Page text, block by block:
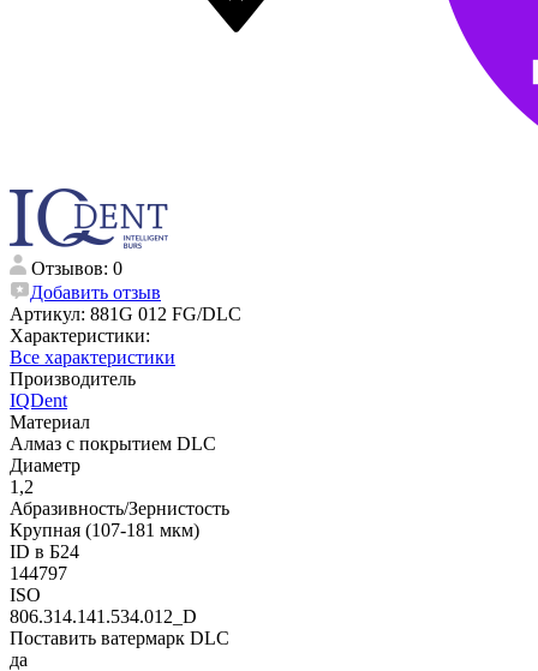
Отзывов: 0
Добавить отзыв
Артикул: 881G 012 FG/DLC
Характеристики:
Все характеристики
Производитель
IQDent
Материал
Алмаз с покрытием DLC
Диаметр
1,2
Абразивность/Зернистость
Крупная (107-181 мкм)
ID в Б24
144797
ISO
806.314.141.534.012_D
Поставить ватермарк DLC
да